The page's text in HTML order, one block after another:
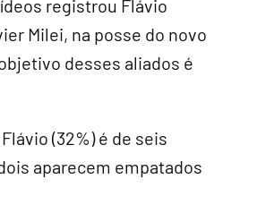
registrou Flávio
Milei, na posse do novo
desses aliados é
(32%) é de seis
aparecem empatados